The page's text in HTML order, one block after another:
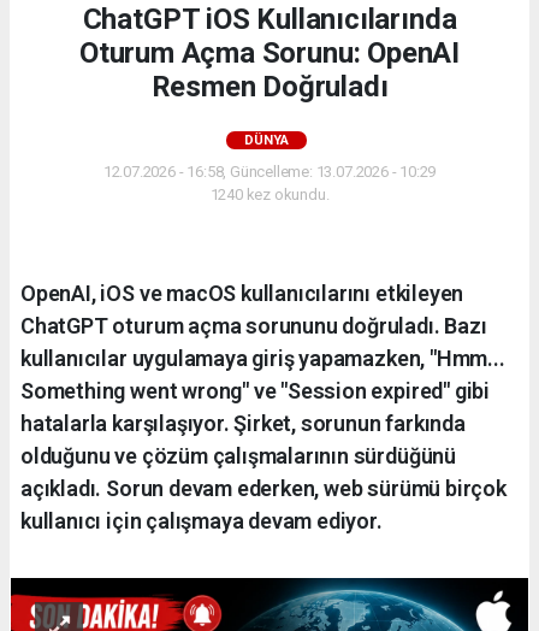
ChatGPT iOS Kullanıcılarında
Oturum Açma Sorunu: OpenAI
Resmen Doğruladı
DÜNYA
12.07.2026 - 16:58, Güncelleme: 13.07.2026 - 10:29
1240 kez okundu.
OpenAI, iOS ve macOS kullanıcılarını etkileyen
ChatGPT oturum açma sorununu doğruladı. Bazı
kullanıcılar uygulamaya giriş yapamazken, "Hmm...
Something went wrong" ve "Session expired" gibi
hatalarla karşılaşıyor. Şirket, sorunun farkında
olduğunu ve çözüm çalışmalarının sürdüğünü
açıkladı. Sorun devam ederken, web sürümü birçok
kullanıcı için çalışmaya devam ediyor.